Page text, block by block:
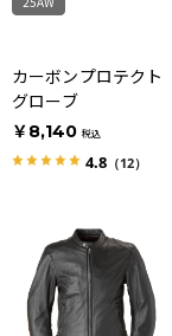
カーボンプロテクト
グローブ
￥8,140 税込
4.8 （12）